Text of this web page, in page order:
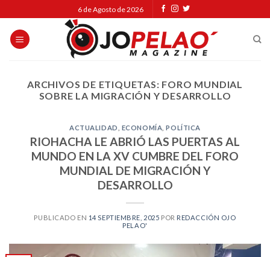
to
content
6 de Agosto de 2026
ARCHIVOS DE ETIQUETAS: FORO MUNDIAL
SOBRE LA MIGRACIÓN Y DESARROLLO
ACTUALIDAD ECONOMÍA ,POLÍTICA
RIOHACHA LE ABRIÓ LAS PUERTAS AL
MUNDO EN LA XV CUMBRE DEL FORO
MUNDIAL DE MIGRACIÓN Y
DESARROLLO
PUBLICADO EN 14 SEPTIEMBRE, 2025 POR REDACCIÓN OJO
PELAO'